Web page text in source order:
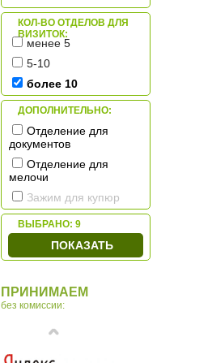
Красный/Бордовый
Коричневый
КОЛ-ВО ОТДЕЛОВ ДЛЯ
ВИЗИТОК:
менее 5
5-10
более 10
ДОПОЛНИТЕЛЬНО:
Отделение для
документов
Отделение для
мелочи
Зажим для купюр
ВЫБРАНО: 9
ПОКАЗАТЬ
ПРИНИМАЕМ
без комиссии: